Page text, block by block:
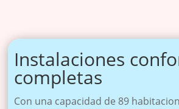
Instalaciones
completas
Con una capacidad de 89